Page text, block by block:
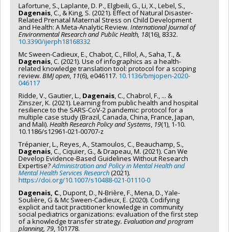
Lafortune, S., Laplante, D. P., Elgbeili, G., Li, X., Lebel, S.,
Dagenais , C., & King, S. (2021). Effect of Natural Disaster-
Related Prenatal Maternal Stress on Child Development
and Health: A Meta-Analytic Review. International Journal of
Environmental Research and Public Health, 18(16), 8332.
10.3390/ijerph18168332
Mc Sween-Cadieux, E., Chabot, C., Fillol, A., Saha, T., &
Dagenais , C. (2021). Use of infographics as a health-
related knowledge translation tool: protocol for a scoping
review. BMJ open,11(6), e046117. 10.1136/bmjopen-2020-
046117
Ridde, V., Gautier, L., Dagenais , C., Chabrol, F., ... &
Zinszer, K. (2021). Learning from public health and hospital
resilience to the SARS-CoV-2 pandemic: protocol for a
multiple case study (Brazil, Canada, China, France, Japan,
and Mali). Health Research Policy and Systems 19(1), 1-10.
10.1186/s12961-021-00707-z
Trépanier, L., Reyes, A., Stamoulos, C., Beauchamp, S.,
Dagenais , C., Ciquier, G., & Drapeau, M. (2021). Can We
Develop Evidence-Based Guidelines Without Research
Expertise?Administration and Policy in Mental Health and
Mental Health Services Research(2021).
https://doi.org/10.1007/s10488-021-01110-0
Dagenais, C., Dupont, D., N-Brière, F., Mena, D., Yale-
Soulière, G & Mc Sween-Cadieux, E. (2020). Codifying
explicit and tacit practitioner knowledge in community
social pediatrics organizations: evaluation of the first step
of a knowledge transfer strategy. Evaluation and program
planning, 79 , 101778.